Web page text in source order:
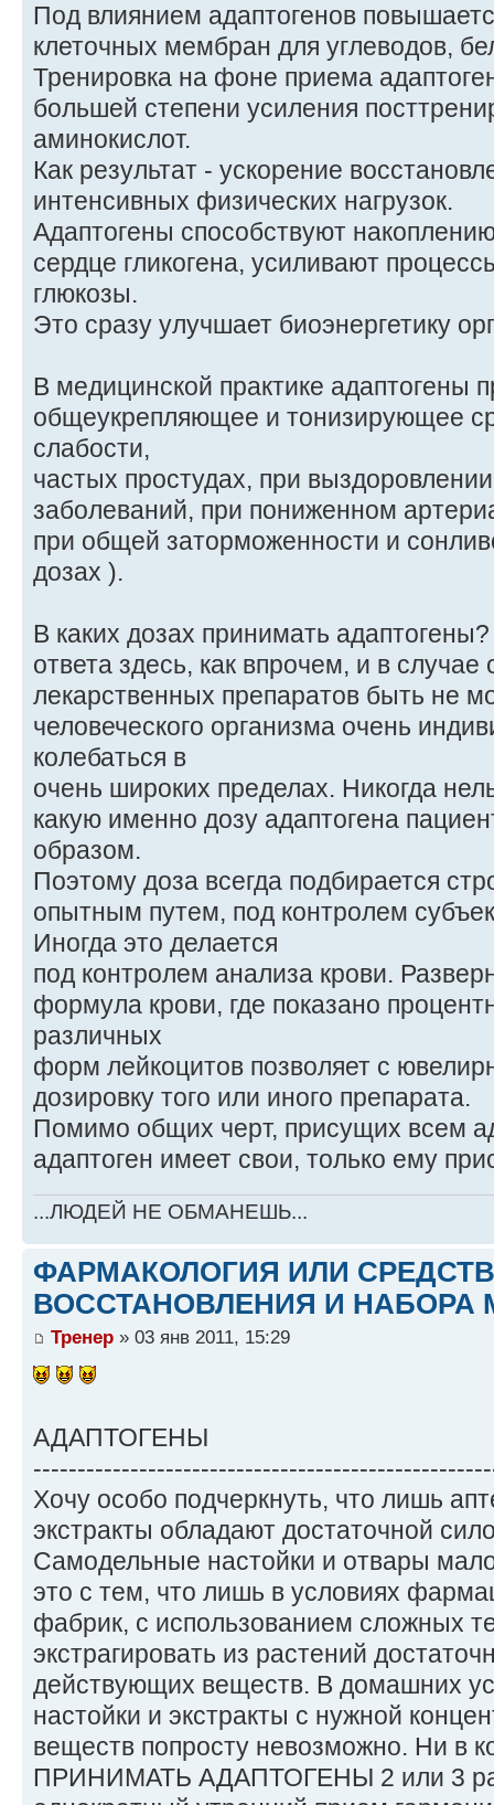
Под влиянием адаптогенов
клеточных мембран для углеводов,
Тренировка на фоне приема
большей степени усиления
аминокислот.
Как результат - ускорение
интенсивных физических нагрузок.
Адаптогены способствуют
сердце гликогена, усиливают
глюкозы.
Это сразу улучшает биоэнергетику
В медицинской практике адаптогены
общеукрепляющее и тонизирующее
слабости,
частых простудах, при
заболеваний, при пониженном
при общей заторможенности и
дозах ).
В каких дозах принимать
ответа здесь, как впрочем, и в случае
лекарственных препаратов быть не
человеческого организма очень
колебаться в
очень широких пределах. Никогда
какую именно дозу адаптогена
образом.
Поэтому доза всегда подбирается
опытным путем, под контролем
Иногда это делается
под контролем анализа крови.
формула крови, где показано
различных
форм лейкоцитов позволяет с
дозировку того или иного препарата.
Помимо общих черт, присущих всем
адаптоген имеет свои, только ему
...ЛЮДЕЙ НЕ ОБМАНЕШЬ...
ФАРМАКОЛОГИЯ ИЛИ
ВОССТАНОВЛЕНИЯ И НАБОРА
Тренер » 03 янв 2011, 15:29
АДАПТОГЕНЫ
Хочу особо подчеркнуть, что лишь
экстракты обладают достаточной
Самодельные настойки и отвары
это с тем, что лишь в условиях
фабрик, с использованием сложных
экстрагировать из растений
действующих веществ. В домашних
настойки и экстракты с нужной
веществ попросту невозможно. Ни в
ПРИНИМАТЬ АДАПТОГЕНЫ 2 или 3